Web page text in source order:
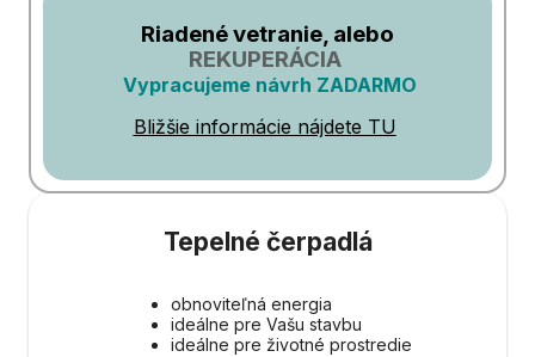
Riadené vetranie, alebo
REKUPERÁCIA
Vypracujeme návrh ZADARMO
Bližšie informácie nájdete TU
Tepelné čerpadlá
obnoviteľná energia
ideálne pre Vašu stavbu
ideálne pre životné prostredie